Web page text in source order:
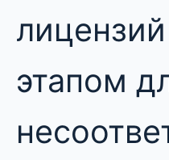
этапом